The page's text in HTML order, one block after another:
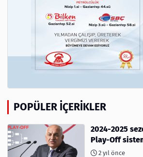
POPÜLER İÇERIKLER
2024-2025
Play-Off
2 yıl önce